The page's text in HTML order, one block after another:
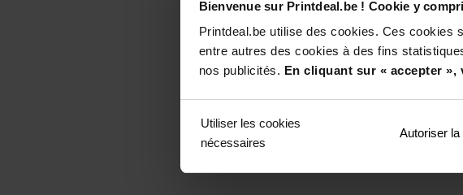
Bienvenue sur Printdeal.be ! Cookie y
Printdeal.be utilise des cookies. Ces cookies
entre autres des cookies à des fins
nos publicités. En cliquant sur « accepter »,
Utiliser les cookies
nécessaires
Autoriser la